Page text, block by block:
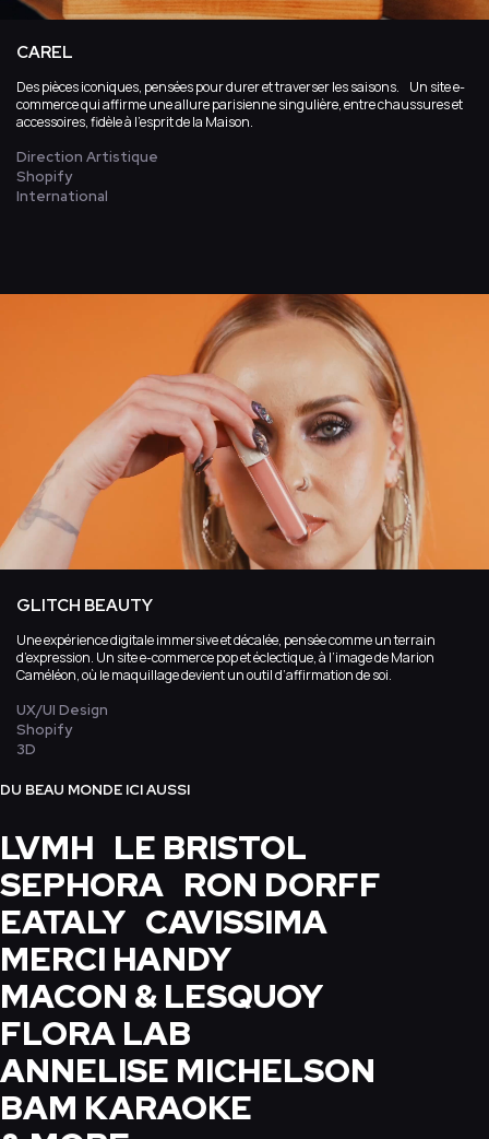
CAREL
Des pièces iconiques, pensées pour durer et traverser les saisons. Un site e-
commerce qui affirme une allure parisienne singulière, entre chaussures et
accessoires, fidèle à l’esprit de la Maison.
Direction Artistique
Shopify
International
GLITCH BEAUTY
Une expérience digitale immersive et décalée, pensée comme un terrain
d’expression. Un site e-commerce pop et éclectique, à l’image de Marion
Caméléon, où le maquillage devient un outil d’affirmation de soi.
UX/UI Design
Shopify
3D
DU BEAU MONDE ICI AUSSI
LVMH LE BRISTOL
SEPHORA RON DORFF
EATALY CAVISSIMA
MERCI HANDY
MACON & LESQUOY
FLORA LAB
ANNELISE MICHELSON
BAM KARAOKE